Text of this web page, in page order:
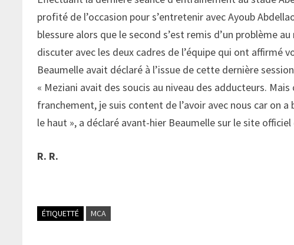
profité de l’occasion pour s’entretenir avec Ayoub
blessure alors que le second s’est remis d’un problème
discuter avec les deux cadres de l’équipe qui ont affirmé
Beaumelle avait déclaré à l’issue de cette dernière
« Meziani avait des soucis au niveau des adducteurs.
franchement, je suis content de l’avoir avec nous car on
le haut », a déclaré avant-hier Beaumelle sur le site officiel
R. R.
ÉTIQUETTÉ MCA